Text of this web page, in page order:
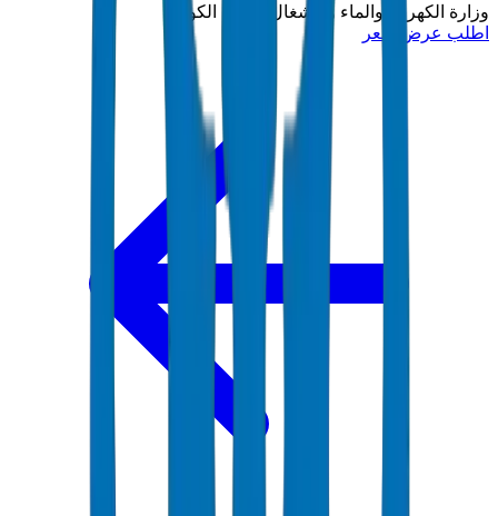
وزارة الكهرباء والماء والأشغال العامة الكويتية
اطلب عرض سعر